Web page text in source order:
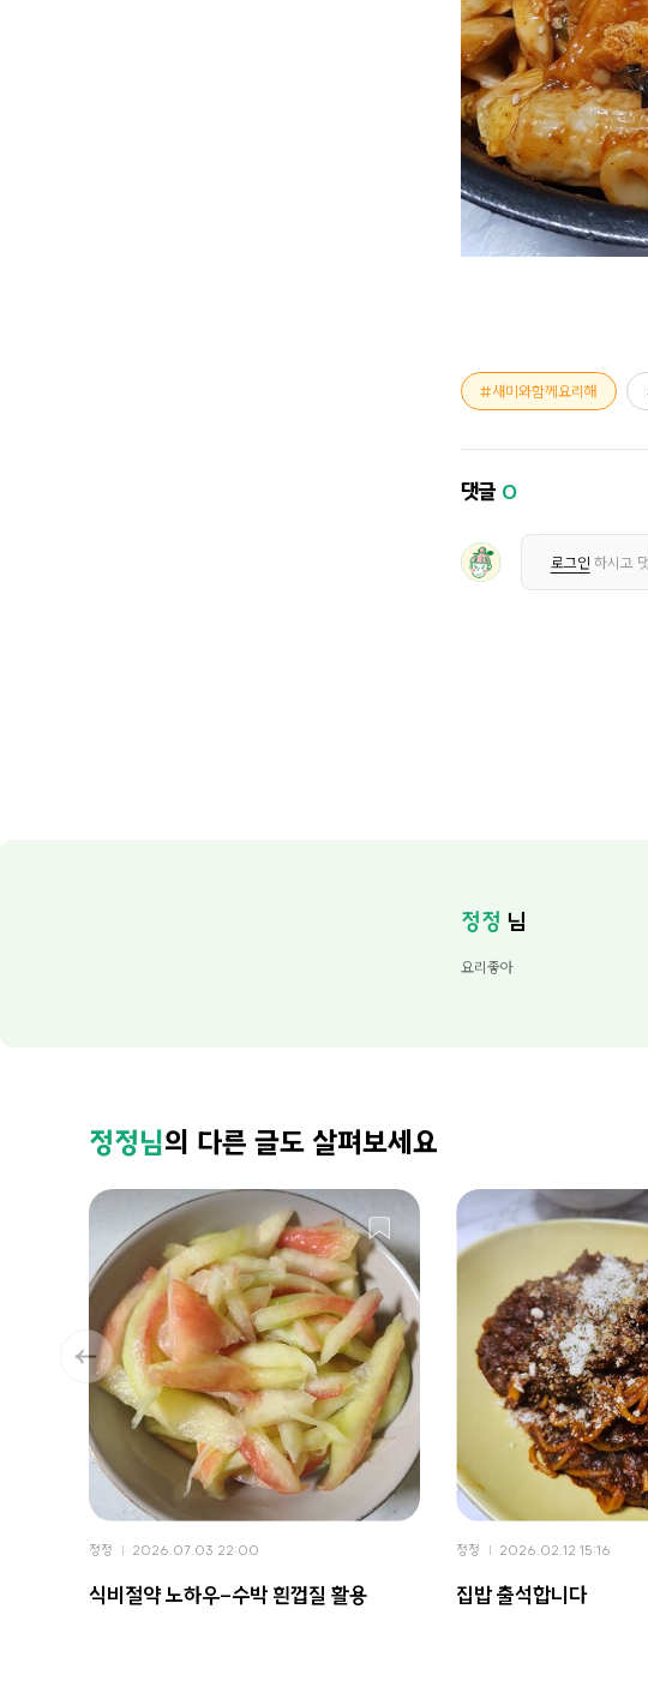
새미와함께요리해
댓글 0
로그인 하시고
정정 님
요리좋아
정정님의 다른 글도 살펴보세요
정정 2026.07.03 22:00
식비절약 노하우-수박 흰껍질 활용
정정 2026.02.12 15:16
집밥 출석합니다